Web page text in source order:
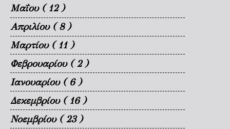
Μαΐου ( 12 )
Απριλίου ( 8 )
Μαρτίου ( 11 )
Φεβρουαρίου ( 2 )
Ιανουαρίου ( 6 )
Δεκεμβρίου ( 16 )
Νοεμβρίου ( 23 )